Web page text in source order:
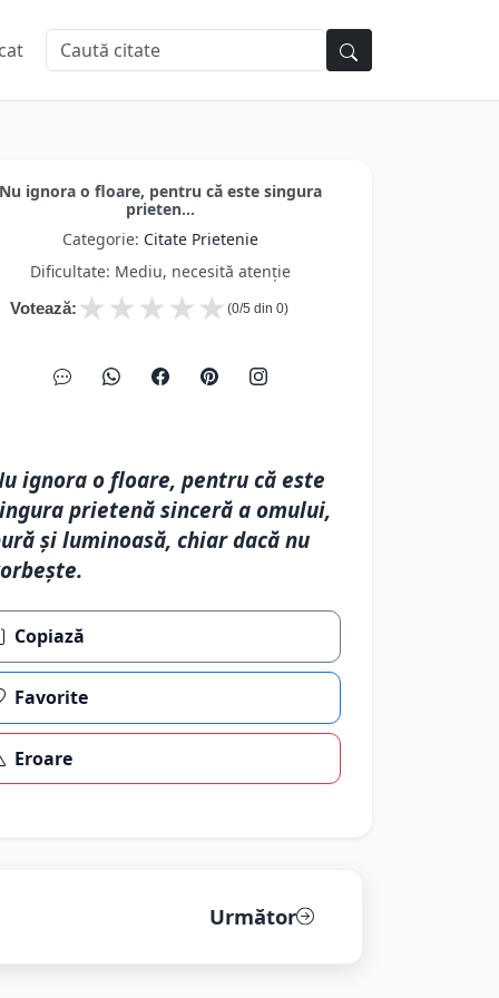
Nu ignora o floare, pentru că este singura
prieten...
Categorie: Citate Prietenie
Dificultate: Mediu, necesită atenție
Votează: ★
★
★
★
★ (0/5 din 0)
ignora o floare, pentru că este
prietenă sinceră a omului,
și luminoasă, chiar dacă nu
Copiază
Favorite
Eroare
Următor